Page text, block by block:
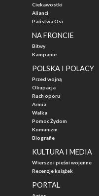
Ciekawostki
Alianci
Państwa Osi
NA FRONCIE
Bitwy
Kampanie
POLSKA I POLACY
Przed wojną
Okupacja
Ruch oporu
Armia
Walka
Pomoc Żydom
Komunizm
Biografie
KULTURA I MEDIA
Wiersze i pieśni wojenne
Recenzje książek
PORTAL